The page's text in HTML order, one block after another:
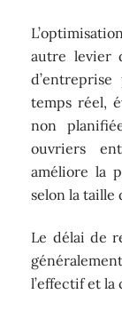
autre levier
temps réel,
non
ouvriers
améliore la
selon la taille
Le délai de
l’effectif et